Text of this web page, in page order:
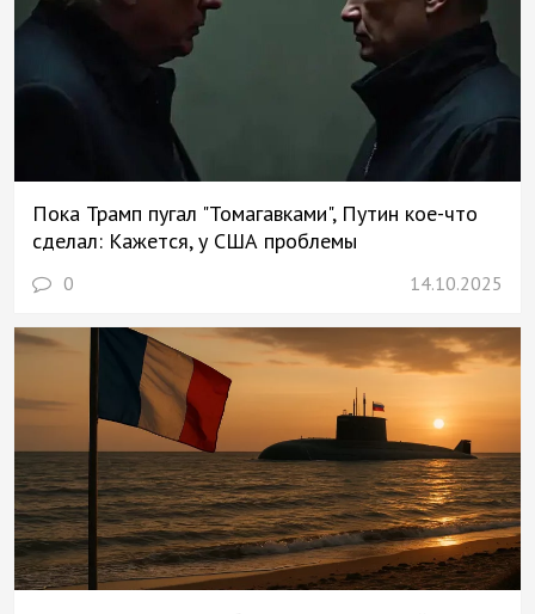
Пока Трамп пугал "Томагавками", Путин кое-что
сделал: Кажется, у США проблемы
0 14.10.2025